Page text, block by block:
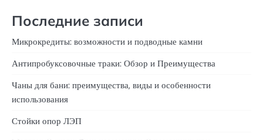
Последние записи
Микрокредиты: возможности и подводные камни
Антипробуксовочные траки: Обзор и Преимущества
Чаны для бани: преимущества, виды и особенности
использования
Стойки опор ЛЭП